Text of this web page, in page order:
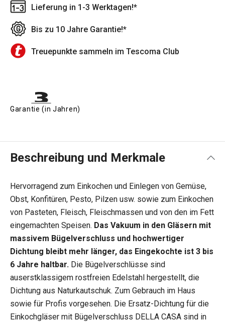
Lieferung in 1-3 Werktagen!*
Bis zu 10 Jahre Garantie!*
Treuepunkte sammeln im Tescoma Club
Garantie (in Jahren)
Beschreibung und Merkmale
Hervorragend zum Einkochen und Einlegen von Gemüse,
Obst, Konfitüren, Pesto, Pilzen usw. sowie zum Einkochen
von Pasteten, Fleisch, Fleischmassen und von den im Fett
eingemachten Speisen. Das Vakuum in den Gläsern mit
massivem Bügelverschluss und hochwertiger
Dichtung bleibt mehr länger, das Eingekochte ist 3 bis
6 Jahre haltbar. Die Bügelverschlüsse sind
auserstklassigem rostfreien Edelstahl hergestellt, die
Dichtung aus Naturkautschuk. Zum Gebrauch im Haus
sowie für Profis vorgesehen. Die Ersatz-Dichtung für die
Einkochgläser mit Bügelverschluss DELLA CASA sind in